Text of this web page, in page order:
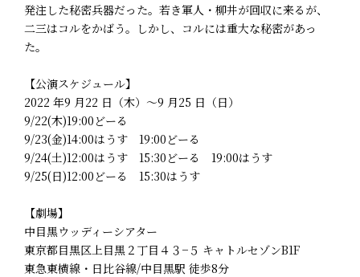
発注した秘密兵器だった。若き軍人・柳井が回収に来るが、
二三はコルをかばう。しかし、コルには重大な秘密があっ
た。
【公演スケジュール】
2022 年9 月22 日（木）～9 月25 日（日）
9/22(木)19:00どーる
9/23(金)14:00はうす 19:00どーる
9/24(土)12:00はうす 15:30どーる 19:00はうす
9/25(日)12:00どーる 15:30はうす
【劇場】
中目黒ウッディーシアター
東京都目黒区上目黒２丁目４３−５ キャトルセゾンB1F
東急東横線・日比谷線/中目黒駅 徒歩8分